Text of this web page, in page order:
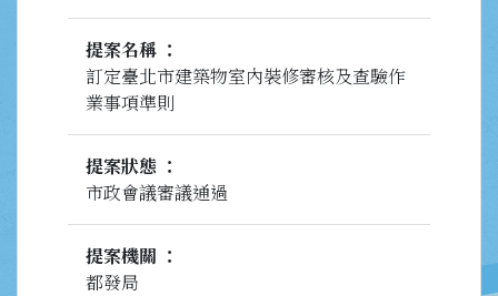
提案名稱
訂定臺北市建築物室內裝修審核及查驗作
業事項準則
提案狀態
市政會議審議通過
提案機關
都發局